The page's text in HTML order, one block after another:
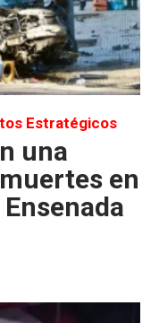
Estratégicos
una
en